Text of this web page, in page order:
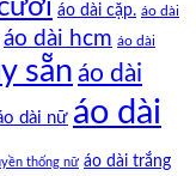
áo dài cặp. áo dài
áo dài hcm áo dài
sẵn áo dài
dài nữ áo dài
thống nữ áo dài trắng